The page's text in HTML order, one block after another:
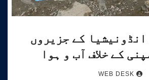
کے جزیروں
کے خلاف آب و ہوا
کرے گی۔
WEB DESK